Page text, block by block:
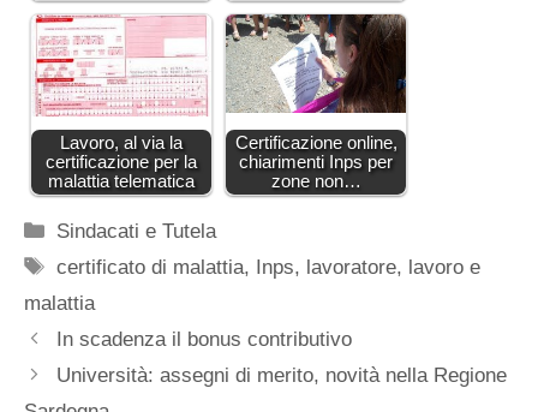
Lavoro, al via la
certificazione per la
malattia telematica
Certificazione online,
chiarimenti Inps per
zone non…
Categorie
Sindacati e Tutela
Tag
certificato di malattia, Inps, lavoratore, lavoro e
malattia
In scadenza il bonus contributivo
Università: assegni di merito, novità nella Regione